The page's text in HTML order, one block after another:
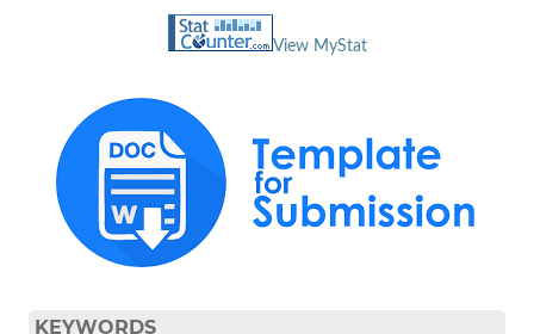
View MyStat
KEYWORDS